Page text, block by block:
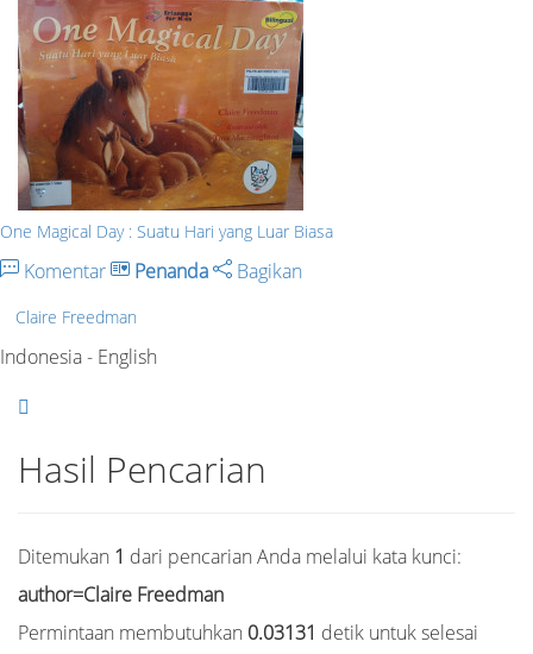
One Magical Day : Suatu Hari yang Luar Biasa
Komentar Penanda Bagikan
Claire Freedman
Indonesia - English
Hasil Pencarian
Ditemukan 1 dari pencarian Anda melalui kata kunci:
author=Claire Freedman
Permintaan membutuhkan 0.03131 detik untuk selesai